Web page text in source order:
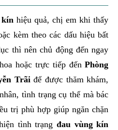
kín hiệu quả, chị em khi thấy
kèm theo các dấu hiệu bất
thì nên chủ động đến ngay
hoặc trực tiếp đếnPhòng
Trãiđể được thăm khám,
tình trạng cụ thể mà bác
trị phù hợp giúp ngăn chặn
tình trạngđau vùng kín